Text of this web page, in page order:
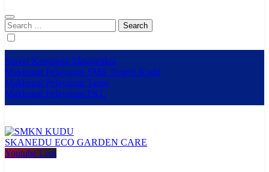
Search
for:
Survei Kepuasan Masyarakat
Maklumat Pelayanan SMK Negeri Kudu
Maklumat Pelayanan Tamu
Maklumat Pelayanan PKL
SMKN KUDU
Mencetak Generasi Unggul Berkarakter RAPI BERWIBAWA
SKANEDU ECO GARDEN CARE
Youtube Live